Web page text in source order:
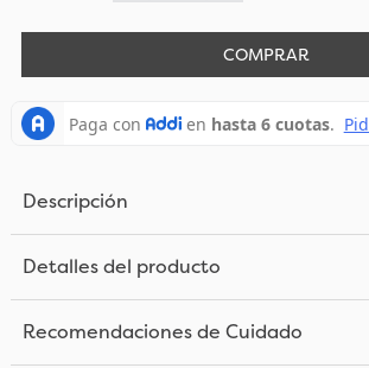
COMPRAR
Descripción
Detalles del producto
Recomendaciones de Cuidado